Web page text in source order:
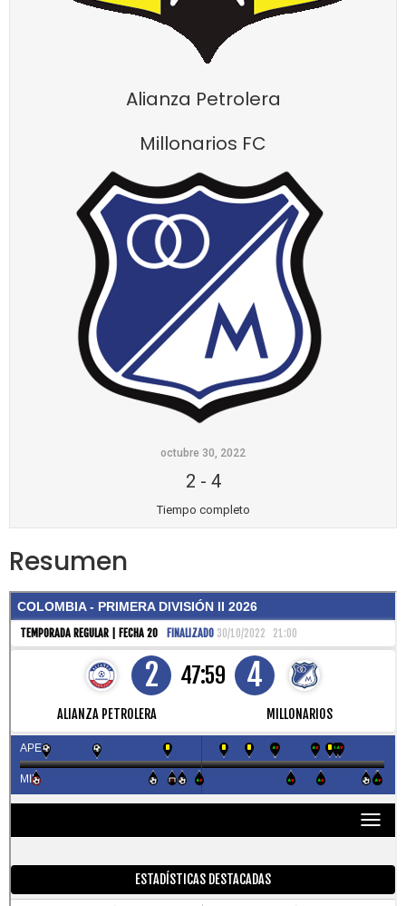
Alianza Petrolera
Millonarios FC
octubre 30, 2022
2 - 4
Tiempo completo
Resumen